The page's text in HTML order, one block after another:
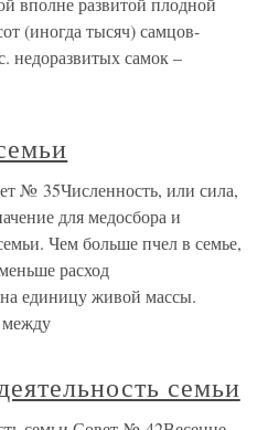
(иногда тысяч) самцов-
недоразвитых самок –
№ 35Численность, или сила,
для медосбора и
Чем больше пчел в семье,
расход
единицу живой массы.
семьи